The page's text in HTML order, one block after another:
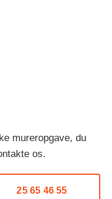
mureropgave, du
os.
25 65 46 55